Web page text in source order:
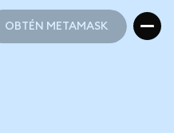
OBTÉN METAMASK